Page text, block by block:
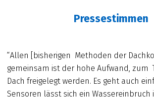
Pressestimmen
“Allen [bisherigen Methoden der
gemeinsam ist der hohe Aufwand, zum
Dach freigelegt werden. Es geht auch
Sensoren lässt sich ein Wassereinbruch